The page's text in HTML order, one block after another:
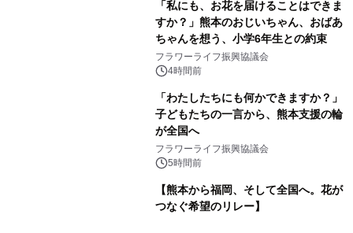
「私にも、お花を届けることはできま
すか？」熊本のおじいちゃん、おばあ
ちゃんを想う、小学6年生との約束
フラワーライフ振興協議会
4時間前
「わたしたちにも何かできますか？」
子どもたちの一言から、熊本支援の輪
が全国へ
フラワーライフ振興協議会
5時間前
【熊本から福岡、そして全国へ。花が
つなぐ希望のリレー】